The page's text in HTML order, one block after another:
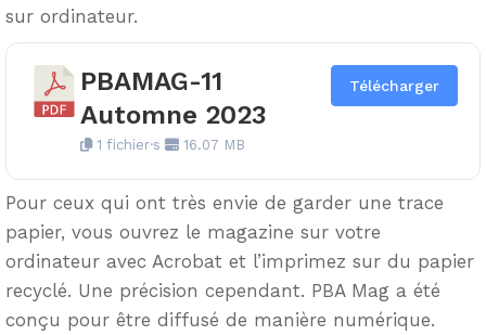
sur ordinateur.
PBAMAG-11
Automne 2023
1 fichier·s 16.07 MB
Télécharger
Pour ceux qui ont très envie de garder une trace
papier, vous ouvrez le magazine sur votre
ordinateur avec Acrobat et l’imprimez sur du papier
recyclé. Une précision cependant. PBA Mag a été
conçu pour être diffusé de manière numérique.